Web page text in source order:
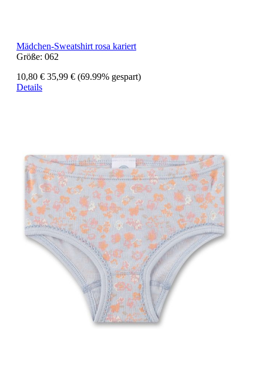
Mädchen-Sweatshirt rosa kariert
Größe: 062
10,80 € 35,99 € (69.99% gespart)
Details